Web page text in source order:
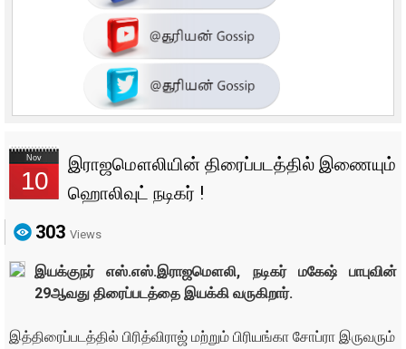
Nov
10
இராஜமௌலியின் திரைப்படத்தில் இணையும்
ஹொலிவுட் நடிகர் !
303 Views
இயக்குநர் எஸ்.எஸ்.இராஜமௌலி, நடிகர் மகேஷ் பாபுவின்
29ஆவது திரைப்படத்தை இயக்கி வருகிறார்.
இத்திரைப்படத்தில் பிரித்விராஜ் மற்றும் பிரியங்கா சோப்ரா இருவரும்